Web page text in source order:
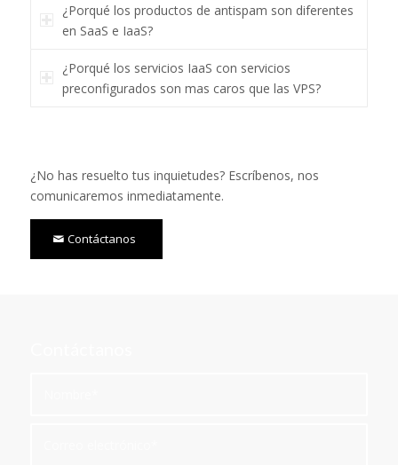
¿Porqué los productos de antispam son diferentes
en SaaS e IaaS?
¿Porqué los servicios IaaS con servicios
preconfigurados son mas caros que las VPS?
¿No has resuelto tus inquietudes? Escríbenos, nos
comunicaremos inmediatamente.
Contáctanos